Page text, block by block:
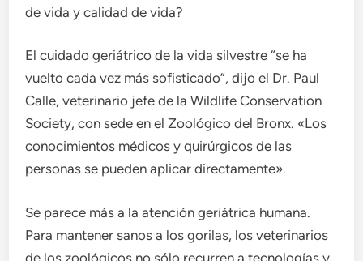
de vida y calidad de vida?
El cuidado geriátrico de la vida silvestre “se ha
vuelto cada vez más sofisticado”, dijo el Dr. Paul
Calle, veterinario jefe de la Wildlife Conservation
Society, con sede en el Zoológico del Bronx. «Los
conocimientos médicos y quirúrgicos de las
personas se pueden aplicar directamente».
Se parece más a la atención geriátrica humana.
Para mantener sanos a los gorilas, los veterinarios
de los zoológicos no sólo recurren a tecnologías y